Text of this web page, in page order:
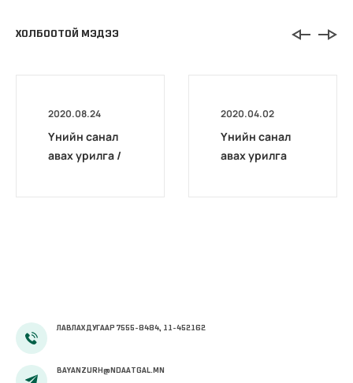
ХОЛБООТОЙ МЭДЭЭ
2020.08.24
Үнийн санал
авах урилга /
2020.04.02
Үнийн санал
авах урилга
ЛАВЛАХ ДУГААР 7555-8484, 11-452162
BAYANZURH@NDAATGAL.MN